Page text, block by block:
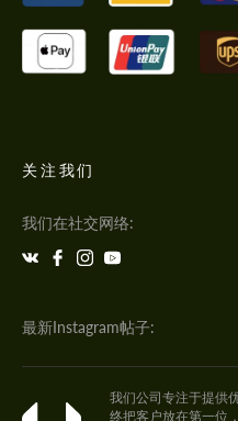
关注我们
我们在社交网络:
最新Instagram帖子:
我们公司专注于提供
终把客户放在第一位